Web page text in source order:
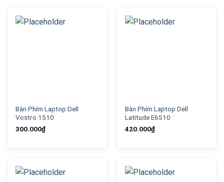
Bàn Phím Laptop Dell
Vostro 1510
300.000₫
Bàn Phím Laptop Dell
Latitude E6510
420.000₫